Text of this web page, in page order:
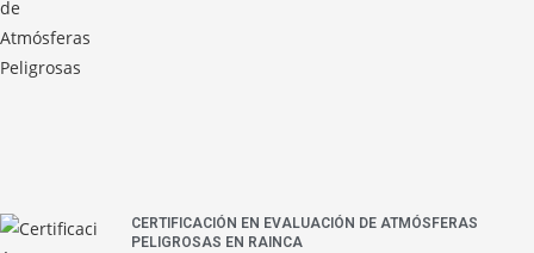
CERTIFICACIÓN EN EVALUACIÓN DE ATMÓSFERAS
PELIGROSAS EN RAINCA